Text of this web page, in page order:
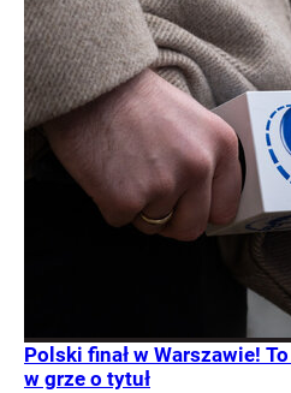
Polski finał w Warszawie!
w grze o tytuł